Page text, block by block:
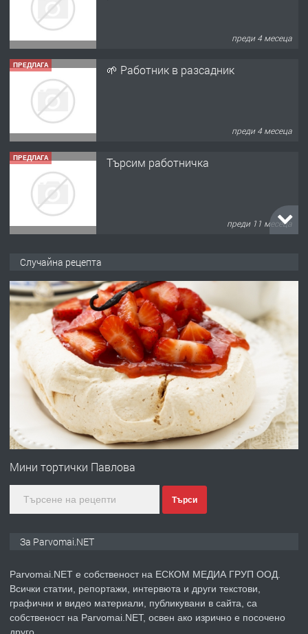
преди 4 месеца
ПРЕДЛАГА 🌱 Работник в разсадник
преди 4 месеца
ПРЕДЛАГА Търсим работничка
преди 11 месеца
преди 1 година
ПРЕДЛАГА Работа за общи работници
преди 1 година
ПРЕДЛАГА
Първи поход "По стъпките на Ангел
преди 1 година
ПРЕДЛАГА Уроци по Математика
Случайна рецепта
Мини тортички Павлова
Търси
За Parvomai.NET
Parvomai.NET е собственост на ЕСКОМ МЕДИА ГРУП ООД.
Всички статии, репортажи, интервюта и други текстови,
графични и видео материали, публикувани в сайта, са
собственост на Parvomai.NET, освен ако изрично е посочено